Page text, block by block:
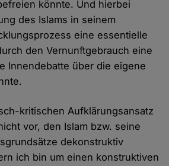
könnte. Und hierbei
des Islams in seinem
eine essentielle
den Vernunftgebrauch eine
Innendebatte über die eigene
kritischen Aufklärungsansatz
vor, den Islam bzw. seine
dekonstruktiv
ich bin um einen konstruktiven